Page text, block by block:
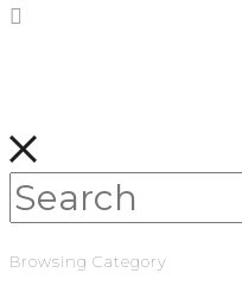
Browsing Category